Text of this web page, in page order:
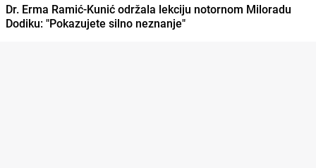
Dr. Erma Ramić-Kunić održala lekciju notornom Miloradu
Dodiku: "Pokazujete silno neznanje"